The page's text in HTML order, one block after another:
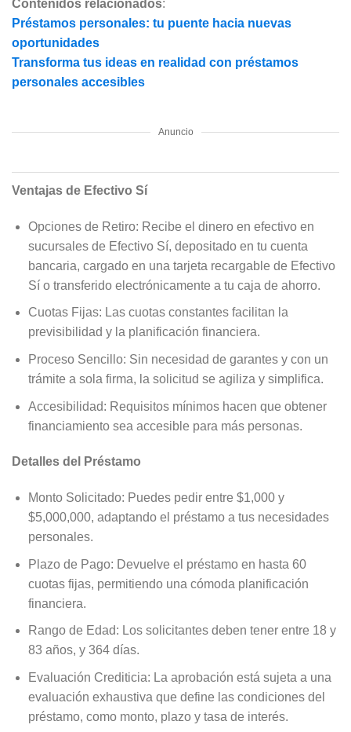
Contenidos relacionados:
Préstamos personales: tu puente hacia nuevas
oportunidades
Transforma tus ideas en realidad con préstamos
personales accesibles
Anuncio
Ventajas de Efectivo Sí
Opciones de Retiro: Recibe el dinero en efectivo en
sucursales de Efectivo Sí, depositado en tu cuenta
bancaria, cargado en una tarjeta recargable de Efectivo
Sí o transferido electrónicamente a tu caja de ahorro.
Cuotas Fijas: Las cuotas constantes facilitan la
previsibilidad y la planificación financiera.
Proceso Sencillo: Sin necesidad de garantes y con un
trámite a sola firma, la solicitud se agiliza y simplifica.
Accesibilidad: Requisitos mínimos hacen que obtener
financiamiento sea accesible para más personas.
Detalles del Préstamo
Monto Solicitado: Puedes pedir entre $1,000 y
$5,000,000, adaptando el préstamo a tus necesidades
personales.
Plazo de Pago: Devuelve el préstamo en hasta 60
cuotas fijas, permitiendo una cómoda planificación
financiera.
Rango de Edad: Los solicitantes deben tener entre 18 y
83 años, y 364 días.
Evaluación Crediticia: La aprobación está sujeta a una
evaluación exhaustiva que define las condiciones del
préstamo, como monto, plazo y tasa de interés.